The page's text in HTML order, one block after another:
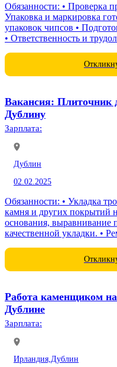
Обязанности: • Проверка
Упаковка и маркировка
упаковок чипсов • Подготовка
• Ответственность и
работы: Заработная...
Вакансия: Плиточник
Дублину
Зарплата:
Дублин
02.02.2025
Обязанности: • Укладка
камня и других покрытий
основания, выравнивание
качественной укладки. •
качества...
Работа каменщиком
Дублине
Зарплата:
Ирландия, Дублин